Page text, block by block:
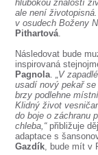
hlubokou znalostí
ale není
v osudech Boženy
Pithartová.
Následovat bude
inspirovaná
Pagnola.„V
usadí nový pekař
brzy podlehne
Klidný život
do boje o záchranu
chleba,“přibližuje
adaptace s
Gazdík, bude mít v